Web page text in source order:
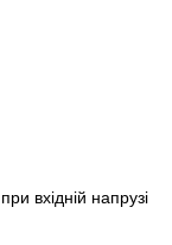
вхідній напрузі